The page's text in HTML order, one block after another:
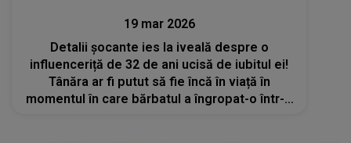
19 mar 2026
Detalii șocante ies la iveală despre o
influenceriță de 32 de ani ucisă de iubitul ei!
Tânăra ar fi putut să fie încă în viață în
momentul în care bărbatul a îngropat-o într-o